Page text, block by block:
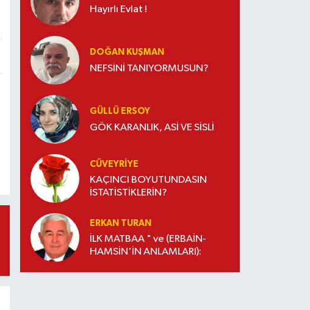
Hayırlı Evlat !
DOĞAN KUŞMAN
NEFSİNİ TANIYORMUSUN?
GÜLLÜ ERSOY
GÖK KARANLIK, ASİ VE SİSLİ
CÜVEYRIYE
KAÇINCI BOYUTUNDASIN
İSTATİSTİKLERİN?
ERKAN TURAN
İLK MATBAA " ve (ERBAİN-
HAMSİN'İN ANLAMLARI):